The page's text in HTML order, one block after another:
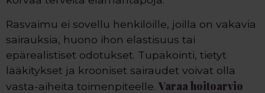
Rasvaimu ei sovellu henkilöille, joilla on vakavia
sairauksia, huono ihon elastisuus tai
epärealistiset odotukset. Tupakointi, tietyt
lääkitykset ja krooniset sairaudet voivat olla
vasta-aiheita toimenpiteelle. Varaa hoitoarvio